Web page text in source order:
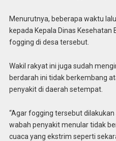
Menurutnya, beberapa waktu
kepada Kepala Dinas
fogging di desa tersebut.
Wakil rakyat ini juga sudah
berdarah ini tidak berkembang
penyakit di daerah setempat.
“Agar fogging tersebut
wabah penyakit menular tidak
cuaca yang ekstrim seperti